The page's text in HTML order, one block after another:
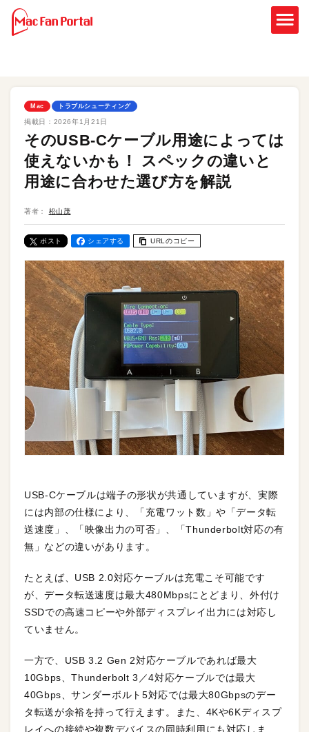
Mac トラブルシューティング
掲載日： 2026年1月21日
そのUSB-Cケーブル用途によっては
使えないかも！ スペックの違いと
用途に合わせた選び方を解説
著者： 松山茂
ポスト シェアする URLのコピー
USB-Cケーブルは端子の形状が共通していますが、実際
には内部の仕様により、「充電ワット数」や「データ転
送速度」、「映像出力の可否」、「Thunderbolt対応の有
無」などの違いがあります。
たとえば、USB 2.0対応ケーブルは充電こそ可能です
が、データ転送速度は最大480Mbpsにとどまり、外付け
SSDでの高速コピーや外部ディスプレイ出力には対応し
ていません。
一方で、USB 3.2 Gen 2対応ケーブルであれば最大
10Gbps、Thunderbolt 3／4対応ケーブルでは最大
40Gbps、サンダーボルト5対応では最大80Gbpsのデー
タ転送が余裕を持って行えます。また、4Kや6Kディスプ
レイへの接続や複数デバイスの同時利用にも対応しま